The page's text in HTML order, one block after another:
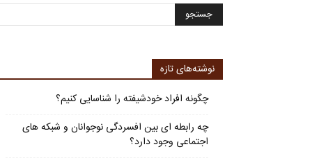
نوشته‌های تازه
چگونه افراد خودشیفته را شناسایی کنیم؟
چه رابطه ای بین افسردگی نوجوانان و شبکه های
اجتماعی وجود دارد؟